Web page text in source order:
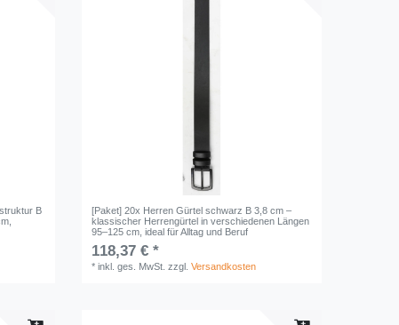
B
[Paket] 20x Herren Gürtel schwarz B 3,8 cm –
klassischer Herrengürtel in verschiedenen Längen
95–125 cm, ideal für Alltag und Beruf
118,37 € *
*inkl. ges. MwSt. zzgl.Versandkosten